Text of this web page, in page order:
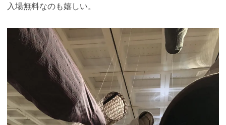
入場無料なのも嬉しい。